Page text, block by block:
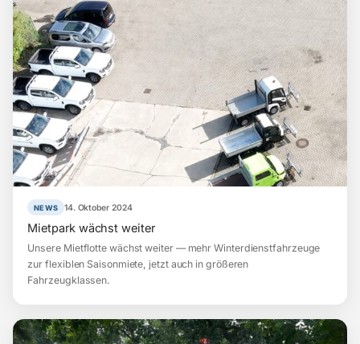
NEWS 14. Oktober 2024
Mietpark wächst weiter
Unsere Mietflotte wächst weiter — mehr Winterdienstfahrzeuge
zur flexiblen Saisonmiete, jetzt auch in größeren
Fahrzeugklassen.